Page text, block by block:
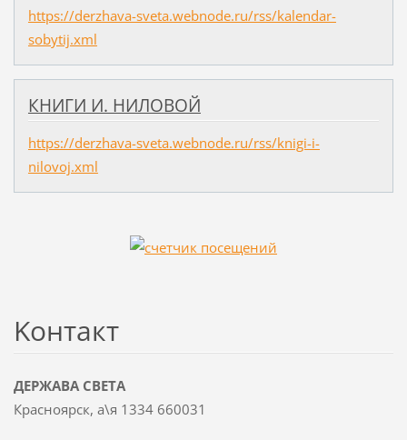
https://derzhava-sveta.webnode.ru/rss/kalendar-
sobytij.xml
КНИГИ И. НИЛОВОЙ
https://derzhava-sveta.webnode.ru/rss/knigi-i-
nilovoj.xml
Koнтакт
ДЕРЖАВА СВЕТА
Красноярск, а\я 1334 660031